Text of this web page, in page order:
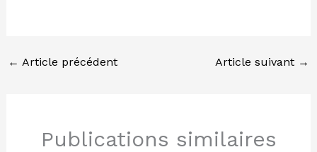
← Article précédent Article suivant →
Publications similaires